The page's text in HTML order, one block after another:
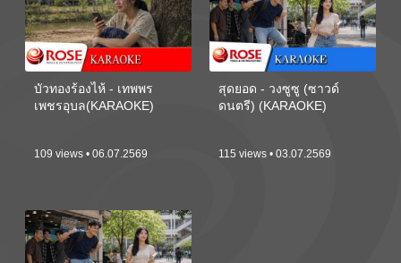
บัวทองร้องไห้ - เทพพร
เพชรอุบล(KARAOKE)
109 views • 06.07.2569
สุดยอด - วงซูซู (ซาวด์
ดนตรี) (KARAOKE)
115 views • 03.07.2569